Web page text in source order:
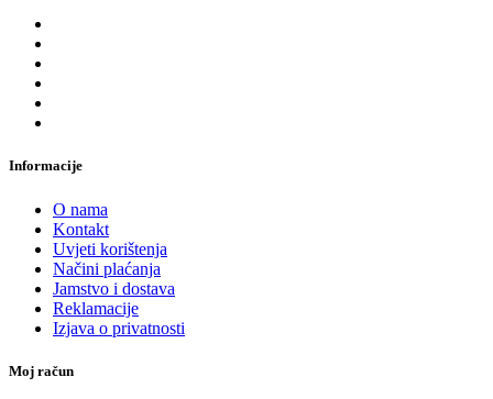
Informacije
O nama
Kontakt
Uvjeti korištenja
Načini plaćanja
Jamstvo i dostava
Reklamacije
Izjava o privatnosti
Moj račun